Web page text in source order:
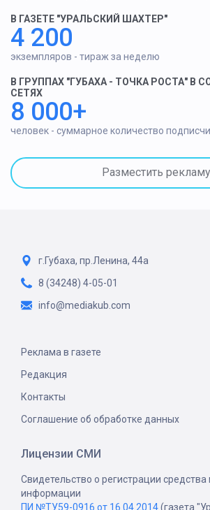
В ГАЗЕТЕ "УРАЛЬСКИЙ ШАХТЕР"
4 200
экземпляров - тираж за неделю
В ГРУППАХ "ГУБАХА - ТОЧКА РОСТА" В
СЕТЯХ
8 000+
человек - суммарное количество
Разместить рекламу
г.Губаха, пр.Ленина, 44а
8 (34248) 4-05-01
info@mediakub.com
Реклама в газете
Редакция
Контакты
Соглашение об обработке данных
Лицензии СМИ
Свидетельство о регистрации средства
информации
ПИ №ТУ59-0916 от 16.04.2014(газета